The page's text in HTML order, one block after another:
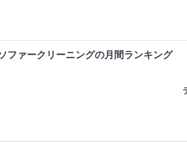
ファークリーニングの月間ランキング